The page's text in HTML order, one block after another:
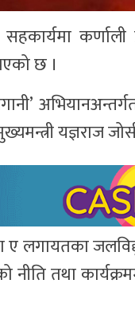
छ ।
यज्ञराज
ए लगायतका
तथा